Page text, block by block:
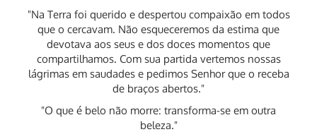
"Na Terra foi querido e despertou compaixão em todos
que o cercavam. Não esqueceremos da estima que
devotava aos seus e dos doces momentos que
compartilhamos. Com sua partida vertemos nossas
lágrimas em saudades e pedimos Senhor que o receba
de braços abertos."
"O que é belo não morre: transforma-se em outra
beleza."